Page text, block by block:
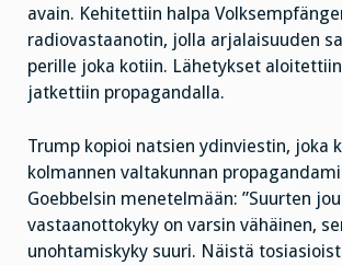
avain. Kehitettiin halpa
radiovastaanotin, jolla arjalaisuuden
perille joka kotiin. Lähetykset
jatkettiin propagandalla.
Trump kopioi natsien ydinviestin, joka
kolmannen valtakunnan
Goebbelsin menetelmään: ”Suurten
vastaanottokyky on varsin vähäinen,
unohtamiskyky suuri. Näistä